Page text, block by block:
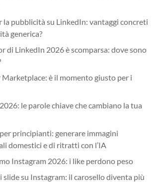
la pubblicità su LinkedIn: vantaggi concreti
generica?
di LinkedIn 2026 è scomparsa: dove sono
è il momento giusto per i
le parole chiave che cambiano la tua
principianti: generare immagini
domestici e di ritratti con l’IA
Instagram 2026: i like perdono peso
slide su Instagram: il carosello diventa più